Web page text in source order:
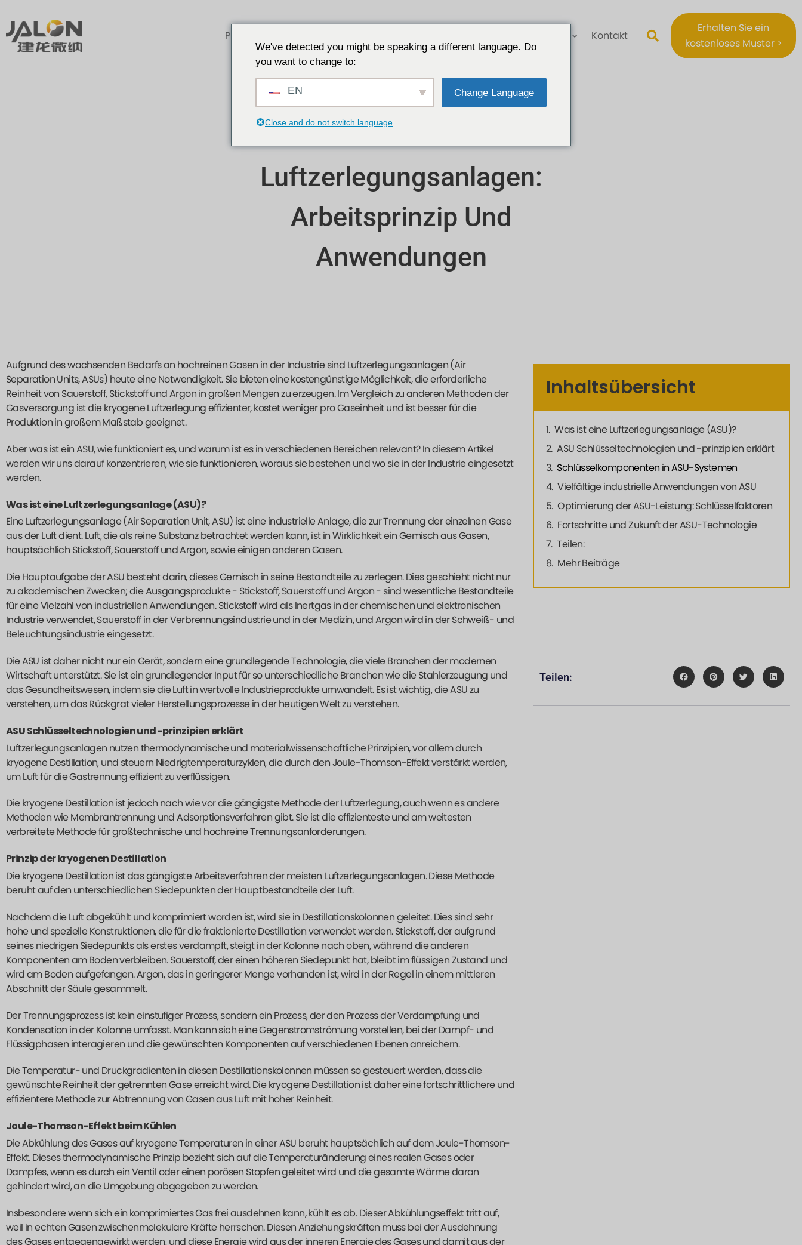
Produkte Kontakt
Erhalten Sie ein
kostenloses Muster >
Verständnis Von
Luftzerlegungsanlagen:
Arbeitsprinzip Und
Anwendungen
Aufgrund des wachsenden Bedarfs an hochreinen Gasen in der Industrie sind Luftzerlegungsanlagen (Air
Separation Units, ASUs) heute eine Notwendigkeit. Sie bieten eine kostengünstige Möglichkeit, die erforderliche
Reinheit von Sauerstoff, Stickstoff und Argon in großen Mengen zu erzeugen. Im Vergleich zu anderen Methoden der
Gasversorgung ist die kryogene Luftzerlegung effizienter, kostet weniger pro Gaseinheit und ist besser für die
Produktion in großem Maßstab geeignet.
Aber was ist ein ASU, wie funktioniert es, und warum ist es in verschiedenen Bereichen relevant? In diesem Artikel
werden wir uns darauf konzentrieren, wie sie funktionieren, woraus sie bestehen und wo sie in der Industrie eingesetzt
werden.
Was ist eine Luftzerlegungsanlage (ASU)?
Eine Luftzerlegungsanlage (Air Separation Unit, ASU) ist eine industrielle Anlage, die zur Trennung der einzelnen Gase
aus der Luft dient. Luft, die als reine Substanz betrachtet werden kann, ist in Wirklichkeit ein Gemisch aus Gasen,
hauptsächlich Stickstoff, Sauerstoff und Argon, sowie einigen anderen Gasen.
Die Hauptaufgabe der ASU besteht darin, dieses Gemisch in seine Bestandteile zu zerlegen. Dies geschieht nicht nur
zu akademischen Zwecken; die Ausgangsprodukte - Stickstoff, Sauerstoff und Argon - sind wesentliche Bestandteile
für eine Vielzahl von industriellen Anwendungen. Stickstoff wird als Inertgas in der chemischen und elektronischen
Industrie verwendet, Sauerstoff in der Verbrennungsindustrie und in der Medizin, und Argon wird in der Schweiß- und
Beleuchtungsindustrie eingesetzt.
Die ASU ist daher nicht nur ein Gerät, sondern eine grundlegende Technologie, die viele Branchen der modernen
Wirtschaft unterstützt. Sie ist ein grundlegender Input für so unterschiedliche Branchen wie die Stahlerzeugung und
das Gesundheitswesen, indem sie die Luft in wertvolle Industrieprodukte umwandelt. Es ist wichtig, die ASU zu
verstehen, um das Rückgrat vieler Herstellungsprozesse in der heutigen Welt zu verstehen.
ASU Schlüsseltechnologien und -prinzipien erklärt
Luftzerlegungsanlagen nutzen thermodynamische und materialwissenschaftliche Prinzipien, vor allem durch
kryogene Destillation, und steuern Niedrigtemperaturzyklen, die durch den Joule-Thomson-Effekt verstärkt werden,
um Luft für die Gastrennung effizient zu verflüssigen.
Die kryogene Destillation ist jedoch nach wie vor die gängigste Methode der Luftzerlegung, auch wenn es andere
Methoden wie Membrantrennung und Adsorptionsverfahren gibt. Sie ist die effizienteste und am weitesten
verbreitete Methode für großtechnische und hochreine Trennungsanforderungen.
Prinzip der kryogenen Destillation
Die kryogene Destillation ist das gängigste Arbeitsverfahren der meisten Luftzerlegungsanlagen. Diese Methode
beruht auf den unterschiedlichen Siedepunkten der Hauptbestandteile der Luft.
Nachdem die Luft abgekühlt und komprimiert worden ist, wird sie in Destillationskolonnen geleitet. Dies sind sehr
hohe und spezielle Konstruktionen, die für die fraktionierte Destillation verwendet werden. Stickstoff, der aufgrund
seines niedrigen Siedepunkts als erstes verdampft, steigt in der Kolonne nach oben, während die anderen
Komponenten am Boden verbleiben. Sauerstoff, der einen höheren Siedepunkt hat, bleibt im flüssigen Zustand und
wird am Boden aufgefangen. Argon, das in geringerer Menge vorhanden ist, wird in der Regel in einem mittleren
Abschnitt der Säule gesammelt.
Der Trennungsprozess ist kein einstufiger Prozess, sondern ein Prozess, der den Prozess der Verdampfung und
Kondensation in der Kolonne umfasst. Man kann sich eine Gegenstromströmung vorstellen, bei der Dampf- und
Flüssigphasen interagieren und die gewünschten Komponenten auf verschiedenen Ebenen anreichern.
Die Temperatur- und Druckgradienten in diesen Destillationskolonnen müssen so gesteuert werden, dass die
gewünschte Reinheit der getrennten Gase erreicht wird. Die kryogene Destillation ist daher eine fortschrittlichere und
effizientere Methode zur Abtrennung von Gasen aus Luft mit hoher Reinheit.
Joule-Thomson-Effekt beim Kühlen
Die Abkühlung des Gases auf kryogene Temperaturen in einer ASU beruht hauptsächlich auf dem Joule-Thomson-
Effekt. Dieses thermodynamische Prinzip bezieht sich auf die Temperaturänderung eines realen Gases oder
Dampfes, wenn es durch ein Ventil oder einen porösen Stopfen geleitet wird und die gesamte Wärme daran
gehindert wird, an die Umgebung abgegeben zu werden.
Insbesondere wenn sich ein komprimiertes Gas frei ausdehnen kann, kühlt es ab. Dieser Abkühlungseffekt tritt auf,
weil in echten Gasen zwischenmolekulare Kräfte herrschen. Diesen Anziehungskräften muss bei der Ausdehnung
des Gases entgegengewirkt werden, und diese Energie wird aus der inneren Energie des Gases und damit aus der
Inhaltsübersicht
Was ist eine Luftzerlegungsanlage (ASU)?
ASU Schlüsseltechnologien und -prinzipien erklärt
Schlüsselkomponenten in ASU-Systemen
Vielfältige industrielle Anwendungen von ASU
Optimierung der ASU-Leistung: Schlüsselfaktoren
Fortschritte und Zukunft der ASU-Technologie
Teilen:
Mehr Beiträge
Teilen:
We've detected you might be speaking a different language. Do
you want to change to:
EN Change Language
Close and do not switch language